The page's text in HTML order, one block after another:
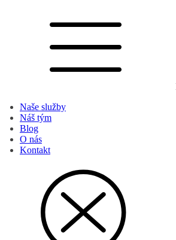
Naše služby
Náš tým
Blog
O nás
Kontakt